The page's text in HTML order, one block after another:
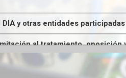
y otras entidades participadas
al tratamiento, oposición